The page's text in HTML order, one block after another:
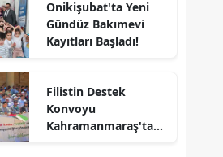
Onikişubat'ta Yeni
Gündüz Bakımevi
Kayıtları Başladı!
Filistin Destek
Konvoyu
Kahramanmaraş'ta